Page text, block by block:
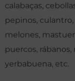
calabaças,
pepinos,
melones,
puercos, rábanos,
yerbabuena, etc.